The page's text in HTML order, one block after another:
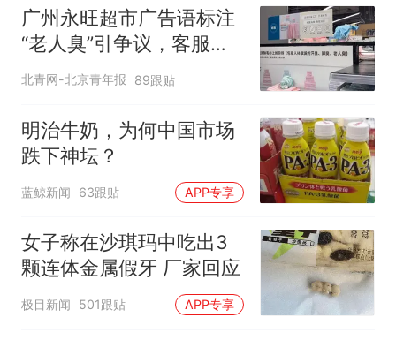
广州永旺超市广告语标注
“老人臭”引争议，客服回
应
北青网-北京青年报 89跟贴
明治牛奶，为何中国市场
跌下神坛？
蓝鲸新闻 63跟贴 APP专享
女子称在沙琪玛中吃出3
颗连体金属假牙 厂家回应
极目新闻 501跟贴 APP专享